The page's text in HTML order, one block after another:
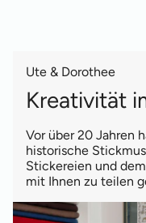
Ute & Dorothee
Kreativität
Vor über 20 Jahren
historische
Stickereien und
mit Ihnen zu teilen